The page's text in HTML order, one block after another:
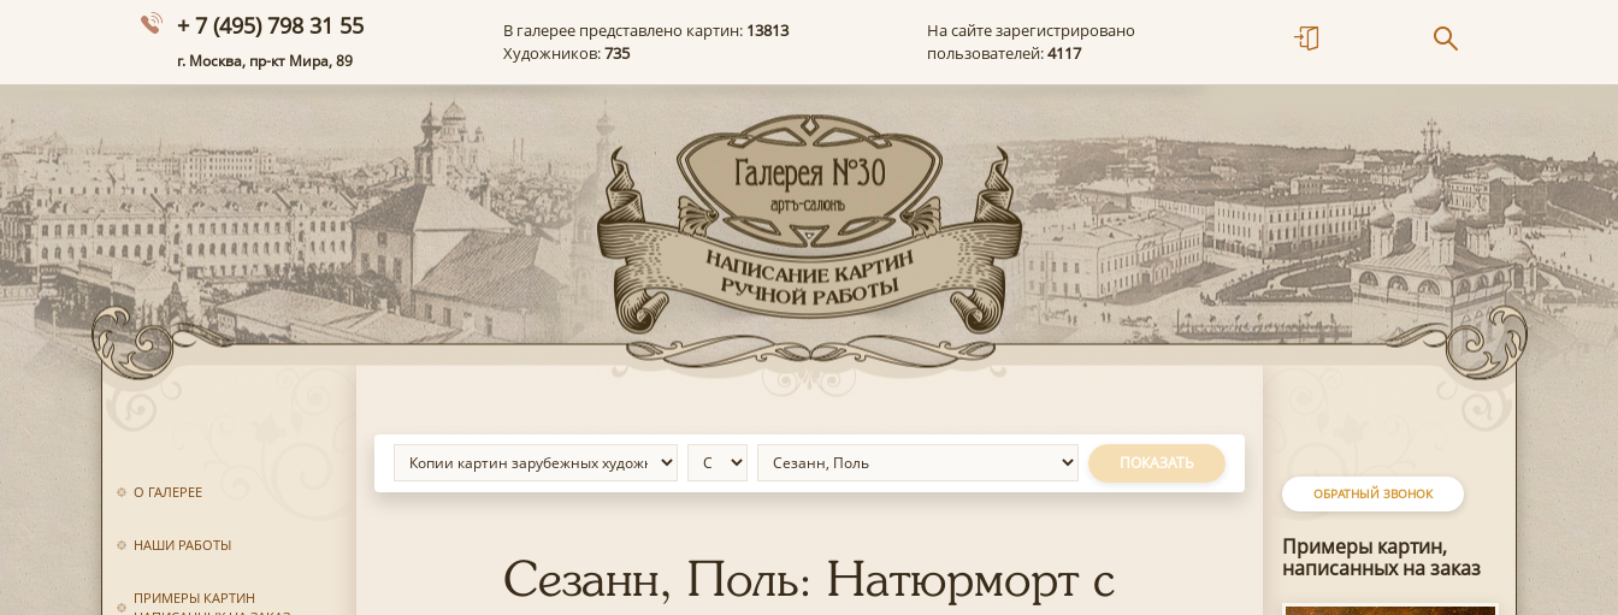
+ 7 (495) 798 31 55
г. Москва, пр-кт Мира, 89
В галерее представлено картин: 13813
Художников:735
На сайте зарегистрировано
пользователей:4117
О ГАЛЕРЕЕ
НАШИ РАБОТЫ
ПРИМЕРЫ КАРТИН
ОБРАТНЫЙ ЗВОНОК
Примеры картин,
написанных на заказ
ПОКАЗАТЬ
Сезанн, Поль: Натюрморт с